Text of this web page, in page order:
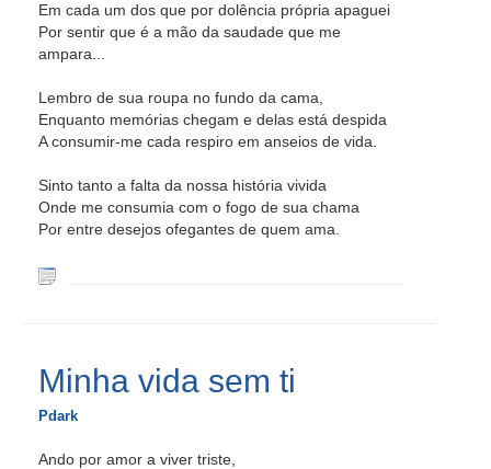
Em cada um dos que por dolência própria apaguei
Por sentir que é a mão da saudade que me
ampara...
Lembro de sua roupa no fundo da cama,
Enquanto memórias chegam e delas está despida
A consumir-me cada respiro em anseios de vida.
Sinto tanto a falta da nossa história vivida
Onde me consumia com o fogo de sua chama
Por entre desejos ofegantes de quem ama.
Minha vida sem ti
Pdark
Ando por amor a viver triste,